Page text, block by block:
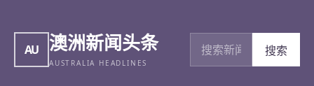
AU 澳洲新闻头条
AUSTRALIA HEADLINES
搜索新闻
搜索